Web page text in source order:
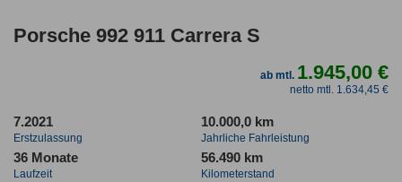
Porsche 992 911 Carrera S
ab mtl. 1.945,00 €
netto mtl. 1.634,45 €
7.2021
Erstzulassung
10.000,0 km
Jahrliche Fahrleistung
36 Monate
Laufzeit
56.490 km
Kilometerstand